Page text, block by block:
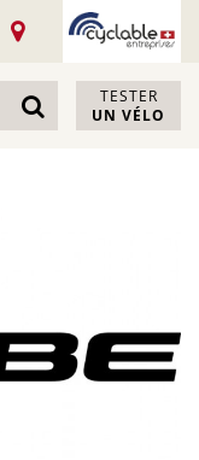
TESTER
UN VÉLO